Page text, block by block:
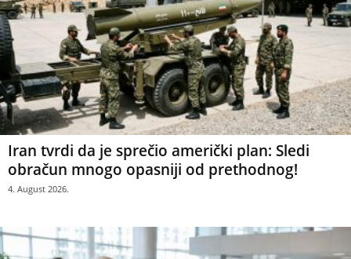
Iran tvrdi da je sprečio američki plan: Sledi
obračun mnogo opasniji od prethodnog!
4. August 2026.